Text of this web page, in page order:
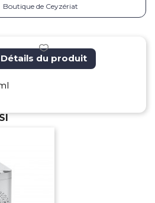
Boutique de Ceyzériat
Détails du produit